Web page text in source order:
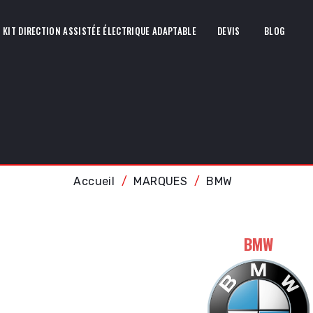
KIT DIRECTION ASSISTÉE ÉLECTRIQUE ADAPTABLE DEVIS BLOG
Accueil MARQUES BMW
BMW